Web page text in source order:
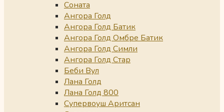
Соната
Ангора Голд
Ангора Голд Батик
Ангора Голд Омбре Батик
Ангора Голд Симли
Ангора Голд Стар
Беби Вул
Лана Голд
Лана Голд 800
Супервоуш Аритсан